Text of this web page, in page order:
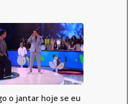
o jantar hoje se eu